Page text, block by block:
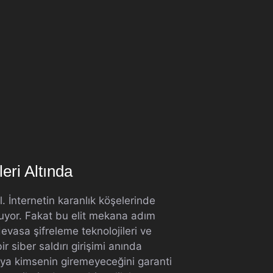
Altında
İnternetin karanlık köşelerinde
Fakat bu elit mekana adım
şifreleme teknolojileri ve
siber saldırı girişimi anında
kimsenin giremeyeceğini garanti